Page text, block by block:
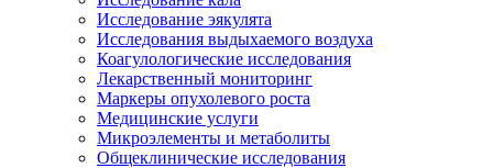
Исследование эякулята
Исследования выдыхаемого воздуха
Коагулологические исследования
Лекарственный мониторинг
Маркеры опухолевого роста
Медицинские услуги
Микроэлементы и метаболиты
Общеклинические исследования